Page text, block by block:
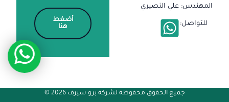
أضغط
هنا
المهندس: علي النصيري
للتواصل:
جميع الحقوق محفوظة لشركة برو سيرف 2026 ©